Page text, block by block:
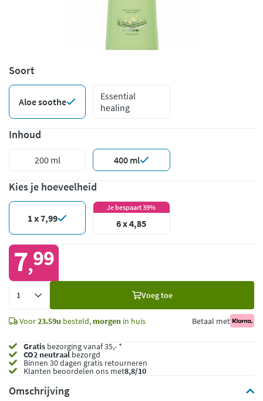
Soort
Aloe soothe
Essential
healing
Inhoud
200 ml 400 ml
Kies je hoeveelheid
1 x 7,99
Je bespaart 39%
6 x 4,85
7,99
Voeg toe
Voor23.59u besteld, morgen in huis Betaal met
Gratis bezorging vanaf 35,- *
CO2 neutraalbezorgd
Binnen 30 dagen gratis retourneren
Klanten beoordelen ons met8,8/10
Omschrijving